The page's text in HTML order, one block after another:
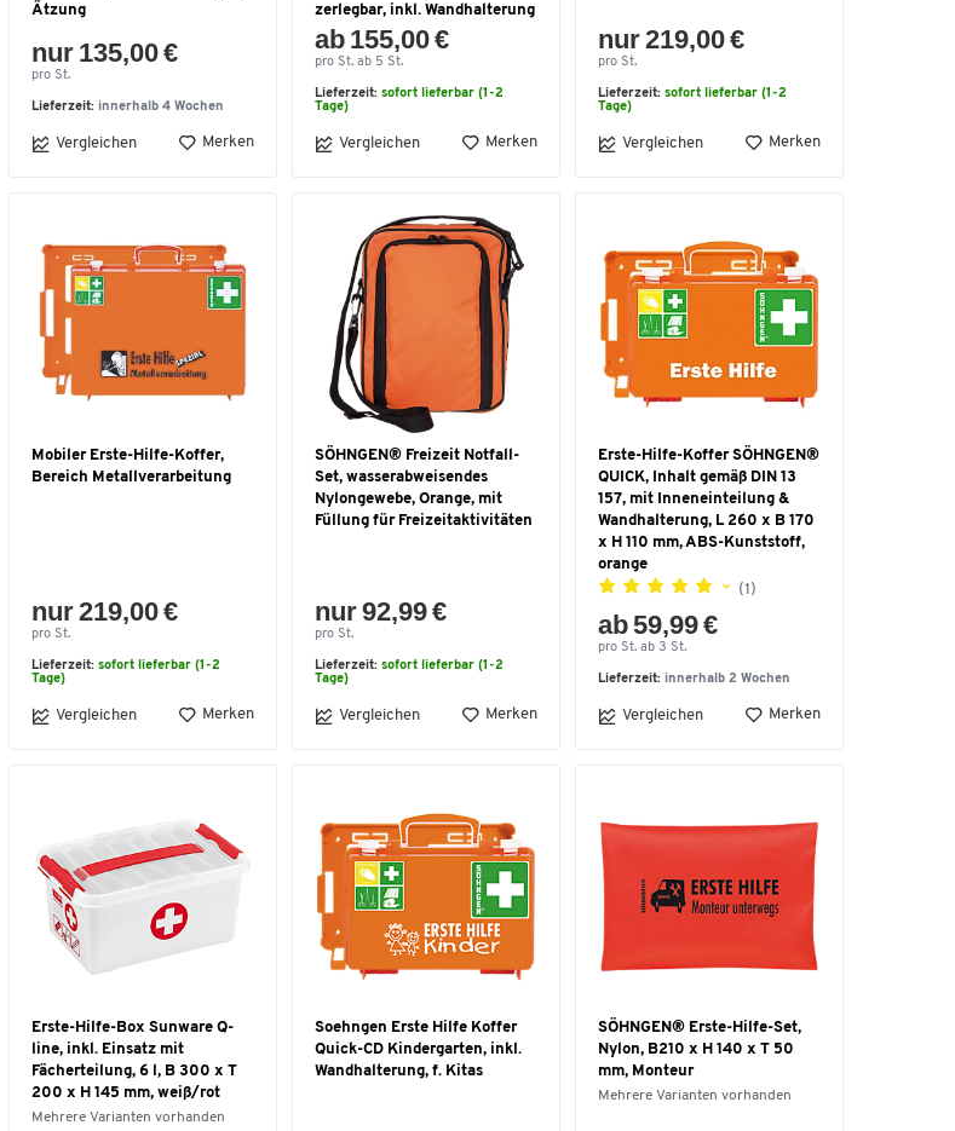
Ätzung
nur 135,00 €
pro St.
Lieferzeit: innerhalb 4 Wochen
Vergleichen Merken
zerlegbar, inkl. Wandhalterung
ab 155,00 €
pro St. ab 5 St.
Lieferzeit: sofort lieferbar (1-2
Tage)
Vergleichen Merken
nur 219,00 €
pro St.
Lieferzeit: sofort lieferbar (1-2
Tage)
Vergleichen Merken
Mobiler Erste-Hilfe-Koffer,
Bereich Metallverarbeitung
nur 219,00 €
pro St.
Lieferzeit: sofort lieferbar (1-2
Tage)
Vergleichen Merken
SÖHNGEN® Freizeit Notfall-
Set, wasserabweisendes
Nylongewebe, Orange, mit
Füllung für Freizeitaktivitäten
nur 92,99 €
pro St.
Lieferzeit: sofort lieferbar (1-2
Tage)
Vergleichen Merken
Erste-Hilfe-Koffer SÖHNGEN®
QUICK, Inhalt gemäß DIN 13
157, mit Inneneinteilung &
Wandhalterung, L 260 x B 170
x H 110 mm, ABS-Kunststoff,
orange
(1)
ab 59,99 €
pro St. ab 3 St.
Lieferzeit: innerhalb 2 Wochen
Vergleichen Merken
Erste-Hilfe-Box Sunware Q-
line, inkl. Einsatz mit
Fächerteilung, 6 l, B 300 x T
200 x H 145 mm, weiß/rot
Mehrere Varianten vorhanden
Soehngen Erste Hilfe Koffer
Quick-CD Kindergarten, inkl.
Wandhalterung, f. Kitas
SÖHNGEN® Erste-Hilfe-Set,
Nylon, B210 x H 140 x T 50
mm, Monteur
Mehrere Varianten vorhanden